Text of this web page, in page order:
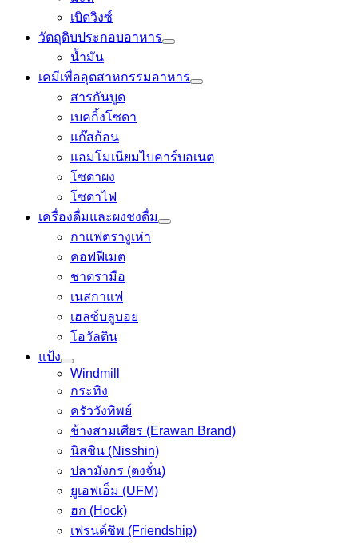
เบิดวิงซ์
วัตถุดิบประกอบอาหาร
น้ำมัน
เคมีเพื่ออุตสาหกรรมอาหาร
สารกันบูด
เบคกิ้งโซดา
แก๊สก้อน
แอมโมเนียมไบคาร์บอเนต
โซดาผง
โซดาไฟ
เครื่องดื่มและผงชงดื่ม
กาแฟตรางูเห่า
คอฟฟีเมต
ชาตรามือ
เนสกาแฟ
เฮลซ์บลูบอย
โอวัลติน
แป้ง
Windmill
กระทิง
ครัววังทิพย์
ช้างสามเศียร (Erawan Brand)
นิสชิน (Nisshin)
ปลามังกร (ตงจั่น)
ยูเอฟเอ็ม (UFM)
ฮก (Hock)
เฟรนด์ชิพ (Friendship)